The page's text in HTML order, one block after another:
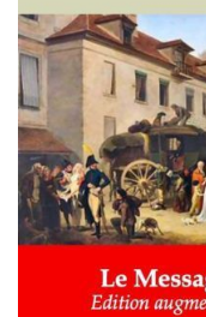
AJOUTER AU
DÉTAILS